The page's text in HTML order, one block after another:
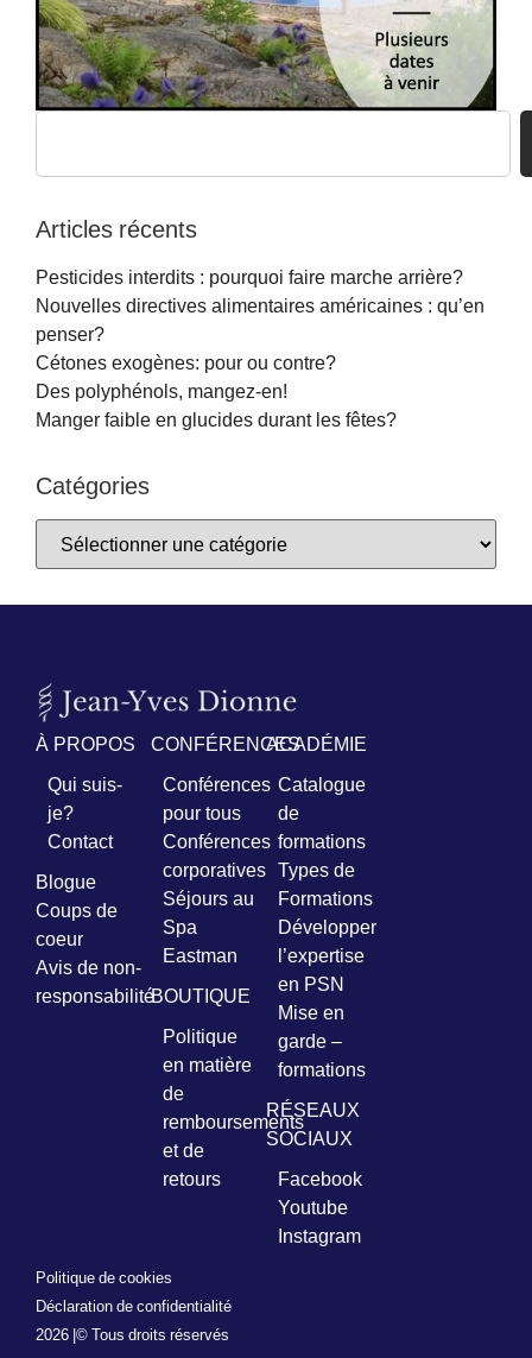
Articles récents
Pesticides interdits : pourquoi faire marche arrière?
Nouvelles directives alimentaires américaines : qu’en
penser?
Cétones exogènes: pour ou contre?
Des polyphénols, mangez-en!
Manger faible en glucides durant les fêtes?
Catégories
À PROPOS
Qui suis-
je?
Contact
Blogue
Coups de
coeur
Avis de non-
responsabilité
CONFÉRENCES
Conférences
pour tous
Conférences
corporatives
Séjours au
Spa
Eastman
BOUTIQUE
Politique
en matière
de
remboursements
et de
retours
ACADÉMIE
Catalogue
de
formations
Types de
Formations
Développer
l’expertise
en PSN
Mise en
garde –
formations
RÉSEAUX
SOCIAUX
Facebook
Youtube
Instagram
2026 |© Tous droits réservés
Politique de cookies
Déclaration de confidentialité